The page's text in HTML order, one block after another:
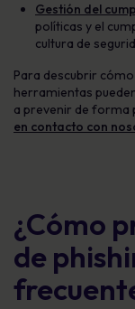
Gestión del
políticas y el
cultura de
Para descubrir
herramientas
a prevenir de forma
en contacto con
¿Cómo
de